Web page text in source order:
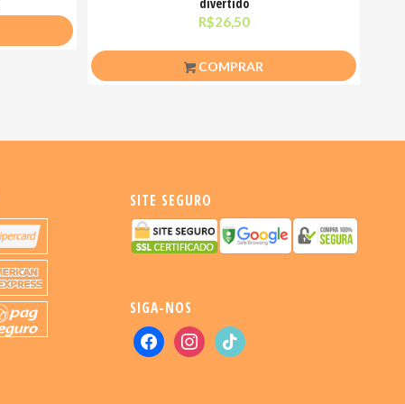
R$26,50
COMPRAR
SITE SEGURO
SIGA-NOS